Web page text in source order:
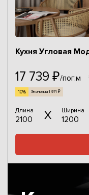
Кухня Угловая
17 739 ₽/пог.м
10% Экономия 1 971 ₽
Длина
2100
Ширина
1200